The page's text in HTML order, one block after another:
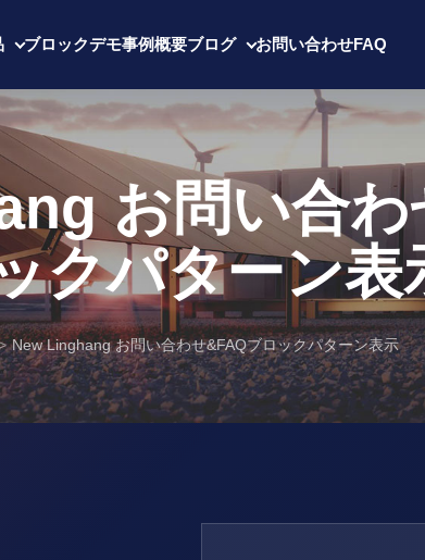
ブロックデモ事例概要ブログ お問い合わせFAQ
お問い合わ
クパターン表
New Linghang お問い合わせ&FAQブロックパターン表示